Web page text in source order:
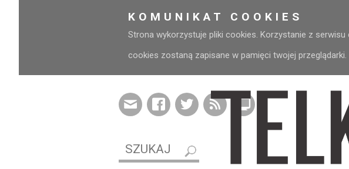
KOMUNIKAT COOKIES
Strona wykorzystuje pliki cookies. Korzystanie z
cookies zostaną zapisane w pamięci twojej przeglądarki.